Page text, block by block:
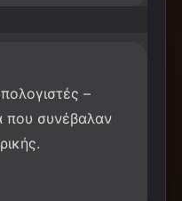
–
που συνέβαλαν